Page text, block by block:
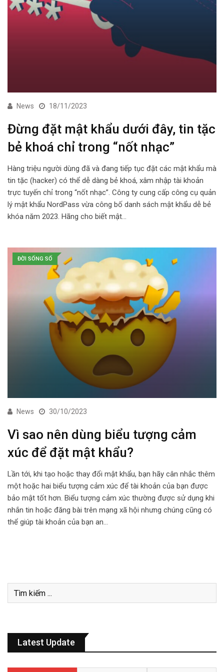
News 18/11/2023
Đừng đặt mật khẩu dưới đây, tin tặc
bẻ khoá chỉ trong “nốt nhạc”
Hàng triệu người dùng đã và đang tiếp tục đặt các mật khẩu mà
tin tặc (hacker) có thể dễ dàng bẻ khoá, xâm nhập tài khoản
trực tuyến chỉ trong “nốt nhạc”. Công ty cung cấp công cụ quản
lý mật khẩu NordPass vừa công bố danh sách mật khẩu dễ bẻ
khóa năm 2023. Hãng cho biết mật…
ĐỜI SỐNG SỐ
News 30/10/2023
Vì sao nên dùng biểu tượng cảm
xúc để đặt mật khẩu?
Lần tới, khi tạo hoặc thay đổi mật khẩu, bạn hãy cân nhắc thêm
một hoặc hai biểu tượng cảm xúc để tài khoản của bạn được
bảo mật tốt hơn. Biểu tượng cảm xúc thường được sử dụng khi
nhắn tin hoặc đăng bài trên mạng xã hội nhưng chúng cũng có
thể giúp tài khoản của bạn an…
Latest Update